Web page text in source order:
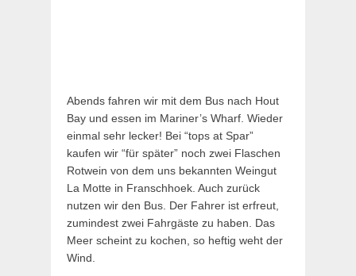
Abends fahren wir mit dem Bus nach Hout
Bay und essen im Mariner’s Wharf. Wieder
einmal sehr lecker! Bei “tops at Spar”
kaufen wir “für später” noch zwei Flaschen
Rotwein von dem uns bekannten Weingut
La Motte in Franschhoek. Auch zurück
nutzen wir den Bus. Der Fahrer ist erfreut,
zumindest zwei Fahrgäste zu haben. Das
Meer scheint zu kochen, so heftig weht der
Wind.